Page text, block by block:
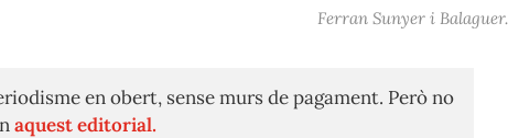
Ferran Sunyer i Balaguer.
en obert, sense murs de pagament. Però no
aquest editorial.